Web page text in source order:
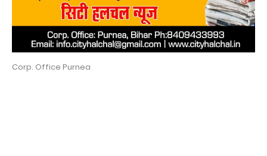
Corp. Office Purnea